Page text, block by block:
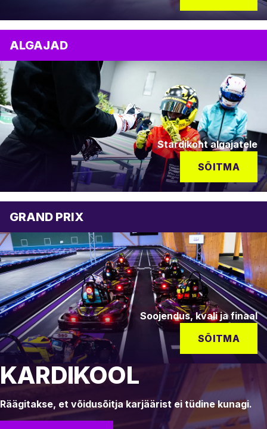
ALGAJAD
Stardikoht algajatele
SÕITMA
GRAND PRIX
Soojendus, kvali ja finaal
SÕITMA
KARDIKOOL
Räägitakse, et võidusõitja karjäärist ei tüdine kunagi.